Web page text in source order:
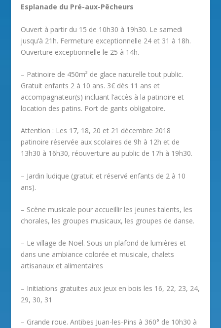
Esplanade du Pré-aux-Pêcheurs
Ouvert à partir du 15 de 10h30 à 19h30. Le samedi
jusqu’à 21h. Fermeture exceptionnelle 24 et 31 à 18h.
Ouverture exceptionnelle le 25 à 14h.
– Patinoire de 450m² de glace naturelle tout public.
Gratuit enfants 2 à 10 ans. 3€ dès 11 ans et
accompagnateur(s) incluant l’accès à la patinoire et
location des patins. Port de gants obligatoire.
Attention : Les 17, 18, 20 et 21 décembre 2018
patinoire réservée aux scolaires de 9h à 12h et de
13h30 à 16h30, réouverture au public de 17h à 19h30.
– Jardin ludique (gratuit et réservé enfants de 2 à 10
ans).
– Scène musicale pour accueillir les jeunes talents, les
chorales, les groupes musicaux, les groupes de danse.
– Le village de Noël. Sous un plafond de lumières et
dans une ambiance colorée et musicale, chalets
artisanaux et alimentaires
– Initiations gratuites aux jeux en bois les 16, 22, 23, 24,
29, 30, 31
– Grande roue. Antibes Juan-les-Pins à 360° de 10h30 à